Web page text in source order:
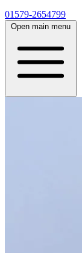
01579-2654799
Open main menu